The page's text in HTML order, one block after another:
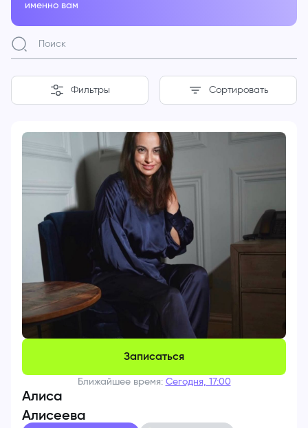
именно вам
Фильтры Сортировать
Записаться
Ближайшее время: Сегодня, 17:00
Алиса
Алисеева